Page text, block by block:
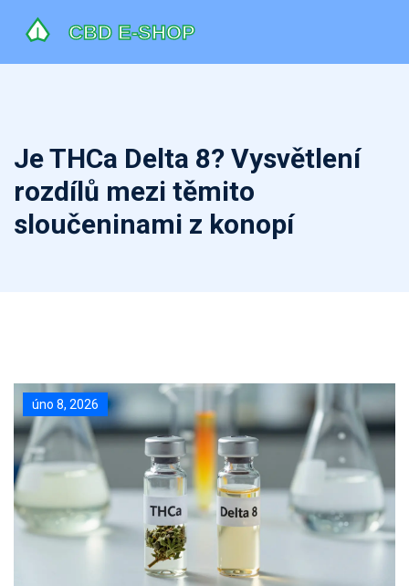
Je THCa Delta 8? Vysvětlení
rozdílů mezi těmito
sloučeninami z konopí
úno 8, 2026